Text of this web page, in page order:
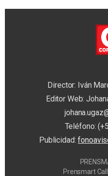
Director: Iván
Editor Web:
Teléfono:
Publicidad:
Prensmart